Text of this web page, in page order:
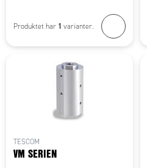
Produktet har 1 varianter.
TESCOM
VM SERIEN